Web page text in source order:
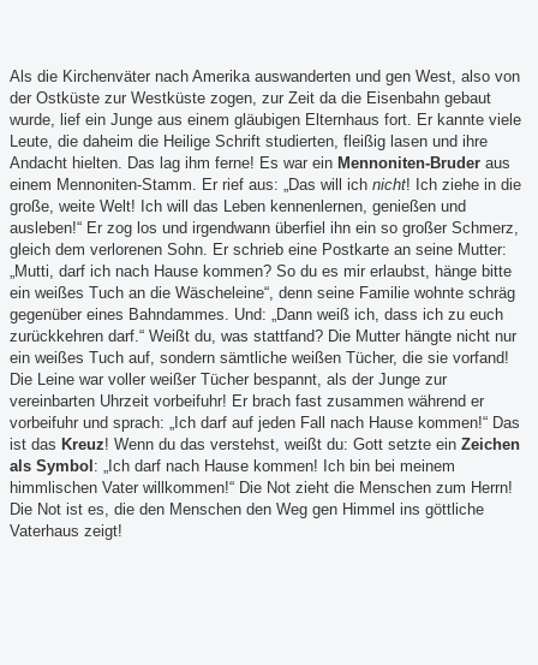
Als die Kirchenväter nach Amerika auswanderten und gen West, also von
der Ostküste zur Westküste zogen, zur Zeit da die Eisenbahn gebaut
wurde, lief ein Junge aus einem gläubigen Elternhaus fort. Er kannte viele
Leute, die daheim die Heilige Schrift studierten, fleißig lasen und ihre
Andacht hielten. Das lag ihm ferne! Es war ein Mennoniten-Bruder aus
einem Mennoniten-Stamm. Er rief aus: „Das will ich nicht! Ich ziehe in die
große, weite Welt! Ich will das Leben kennenlernen, genießen und
ausleben!“ Er zog los und irgendwann überfiel ihn ein so großer Schmerz,
gleich dem verlorenen Sohn. Er schrieb eine Postkarte an seine Mutter:
„Mutti, darf ich nach Hause kommen? So du es mir erlaubst, hänge bitte
ein weißes Tuch an die Wäscheleine“, denn seine Familie wohnte schräg
gegenüber eines Bahndammes. Und: „Dann weiß ich, dass ich zu euch
zurückkehren darf.“ Weißt du, was stattfand? Die Mutter hängte nicht nur
ein weißes Tuch auf, sondern sämtliche weißen Tücher, die sie vorfand!
Die Leine war voller weißer Tücher bespannt, als der Junge zur
vereinbarten Uhrzeit vorbeifuhr! Er brach fast zusammen während er
vorbeifuhr und sprach: „Ich darf auf jeden Fall nach Hause kommen!“ Das
ist das Kreuz! Wenn du das verstehst, weißt du: Gott setzte ein Zeichen
als Symbol : „Ich darf nach Hause kommen! Ich bin bei meinem
himmlischen Vater willkommen!“ Die Not zieht die Menschen zum Herrn!
Die Not ist es, die den Menschen den Weg gen Himmel ins göttliche
Vaterhaus zeigt!